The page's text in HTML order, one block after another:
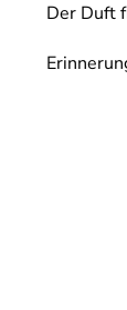
Der Duft